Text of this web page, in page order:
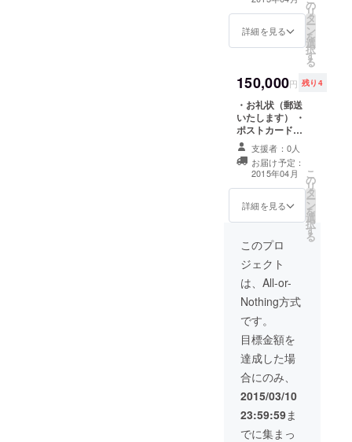
好きになっても
らうための宿泊
券30枚（有効期
限2015年4月か
まで）（10枚分
を3セット
※CAMPFIRE限
定特別価格にて
ご提供）
お知らせ ・名前
入れ（ホーム
ページとゲスト
店時にゲストハ
ウスに自筆のよ
るプレートを作
成し、差し替え
いたします。 ・
オープニングサ
マーパーティご
招待券 ・もっと
防府を好きに
めの宿泊券60枚
（有効期限2015
年5月末まで）
（10枚分を6
セット
※CAMPFIRE限
定特別価格にて
ご提供）
詳細を見る
の
リ
タ
ー
ン
を
選
択
す
る
150,000円 残り4
・お礼状（郵送
いたします） ・
ポストカード
（郵送いたしま
す） ・進行状況
報告をメールで
お知らせ ・名前
入れ（ホーム
ページとゲスト
から1年間） ※来
店時にゲストハ
ウスに自筆のよ
るプレートを作
成し、差し替え
いたします。 ・
オープニングサ
マーパーティご
招待券 ・もっと
防府を大好きに
なってもらうた
めの宿泊券60枚
（有効期限2015
年5月末まで）
（10枚分を6
支援者：0人
お届け予定：
2015年04月
詳細を見る
こ
の
リ
タ
ー
ン
を
選
択
す
る
このプロ
ジェクト
は、All-or-
Nothing方式
です。
目標金額を
達成した場
合にのみ、
2015/03/10
23:59:59ま
でに集まっ